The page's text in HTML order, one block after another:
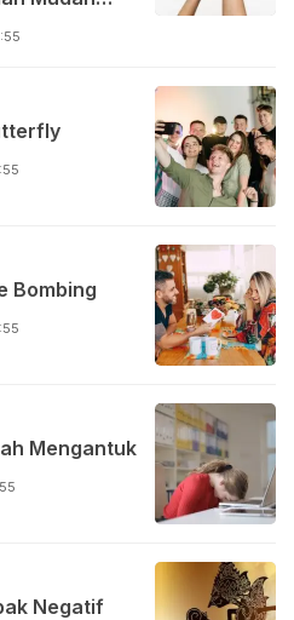
Bombing
Mengantuk
Negatif